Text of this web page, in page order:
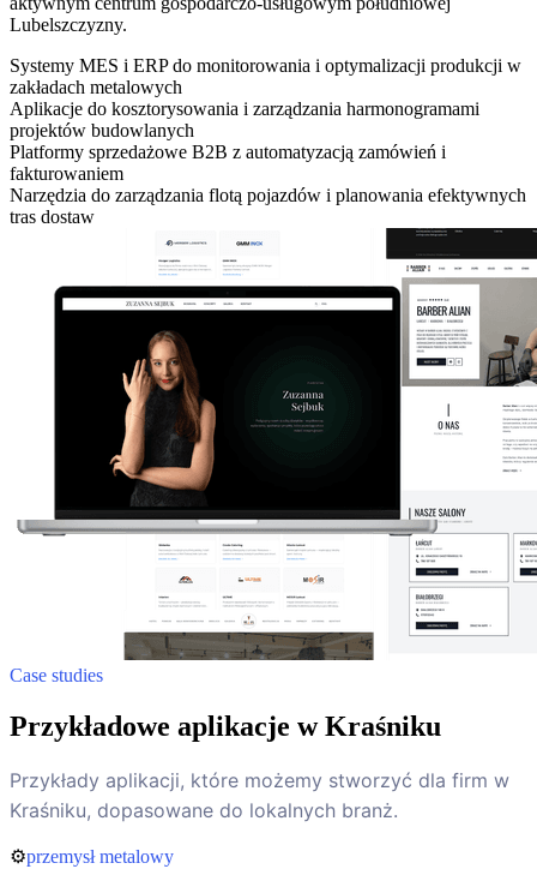
Lubelszczyzny.
Systemy MES i ERP do monitorowania i optymalizacji produkcji w
zakładach metalowych
Aplikacje do kosztorysowania i zarządzania harmonogramami
projektów budowlanych
Platformy sprzedażowe B2B z automatyzacją zamówień i
fakturowaniem
Narzędzia do zarządzania flotą pojazdów i planowania efektywnych
tras dostaw
Case studies
Przykładowe aplikacje w Kraśniku
Przykłady aplikacji, które możemy stworzyć dla firm w
Kraśniku, dopasowane do lokalnych branż.
⚙️przemysł metalowy